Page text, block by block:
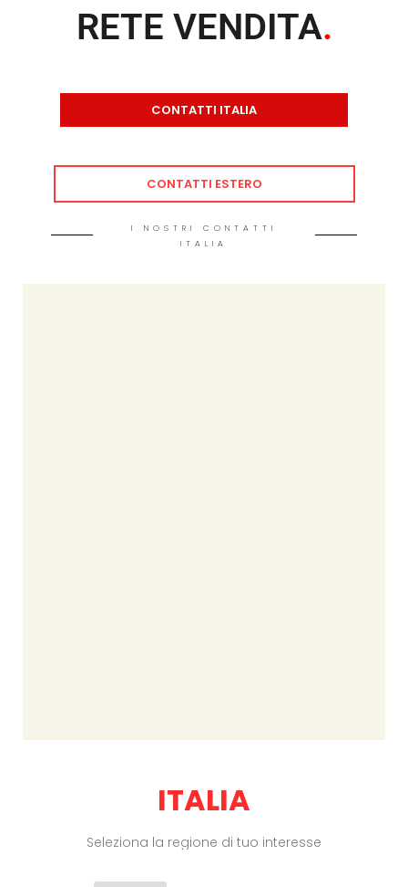
RETE VENDITA.
CONTATTI ITALIA
CONTATTI ESTERO
I NOSTRI CONTATTI
ITALIA
ITALIA
Seleziona la regione di tuo interesse